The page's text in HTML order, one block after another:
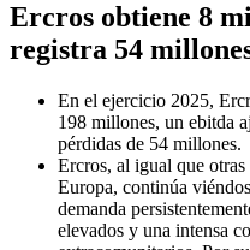
Ercros obtiene 8
registra 54
En el ejercicio 2025,
198 millones, un ebitda
pérdidas de 54 millones.
Ercros, al igual que
Europa, continúa
demanda
elevados y una intensa